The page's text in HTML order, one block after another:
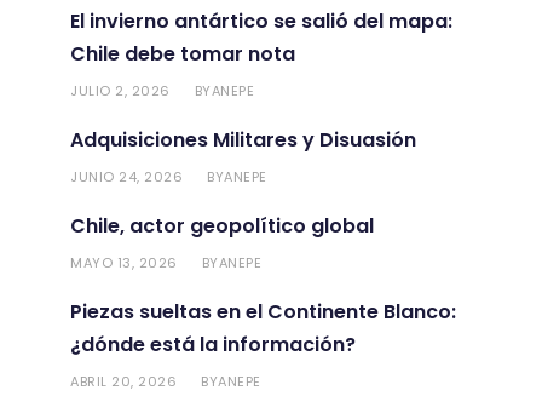
El invierno antártico se salió del mapa:
Chile debe tomar nota
JULIO 2, 2026 BYANEPE
Adquisiciones Militares y Disuasión
JUNIO 24, 2026 BYANEPE
Chile, actor geopolítico global
MAYO 13, 2026 BYANEPE
Piezas sueltas en el Continente Blanco:
¿dónde está la información?
ABRIL 20, 2026 BYANEPE